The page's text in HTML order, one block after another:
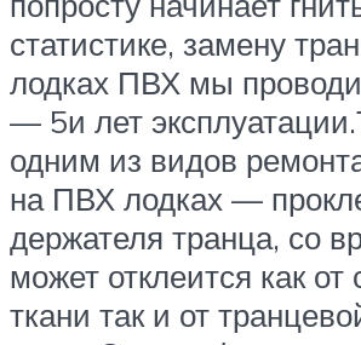
статистике, замену
лодках ПВХ мы
— 5и лет
одним из видов
на ПВХ лодках —
держателя транца, со
может отклеится как
ткани так и от